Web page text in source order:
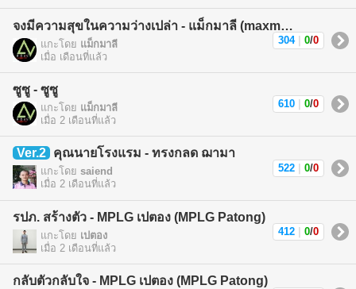
จงมีความสุขในความว่างเปล่า - แม็กมาลี (maxmalee)
แกะโดย แม็กมาลี
เมื่อ เดือนที่แล้ว
304 0/0
ซูซู - ซูซู
แกะโดย แม็กมาลี
เมื่อ 2 เดือนที่แล้ว
610 0/0
Ver.2 คุณนายโรงแรม - ทรงกลด ฌามา
แกะโดย saiend
เมื่อ 2 เดือนที่แล้ว
522 0/0
รปภ. สร้างตัว - MPLG เปตอง (MPLG Patong)
แกะโดย เปตอง
เมื่อ 2 เดือนที่แล้ว
412 0/0
กลับตัวกลับใจ - MPLG เปตอง (MPLG Patong)